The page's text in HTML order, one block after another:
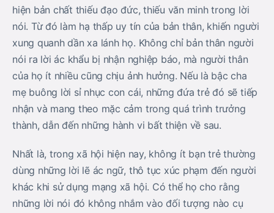
hiện bản chất thiếu đạo đức, thiếu văn minh trong lời
nói. Từ đó làm hạ thấp uy tín của bản thân, khiến người
xung quanh dần xa lánh họ. Không chỉ bản thân người
nói ra lời ác khẩu bị nhận nghiệp báo, mà người thân
của họ ít nhiều cũng chịu ảnh hưởng. Nếu là bậc cha
mẹ buông lời sỉ nhục con cái, những đứa trẻ đó sẽ tiếp
nhận và mang theo mặc cảm trong quá trình trưởng
thành, dẫn đến những hành vi bất thiện về sau.
Nhất là, trong xã hội hiện nay, không ít bạn trẻ thường
dùng những lời lẽ ác ngữ, thô tục xúc phạm đến người
khác khi sử dụng mạng xã hội. Có thể họ cho rằng
những lời nói đó không nhắm vào đối tượng nào cụ